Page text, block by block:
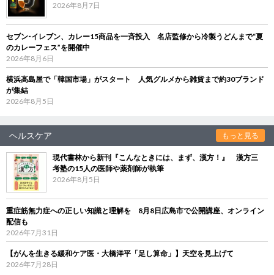
2026年8月7日
セブン‐イレブン、カレー15商品を一斉投入 名店監修から冷製うどんまで“夏
のカレーフェス”を開催中
2026年8月6日
横浜高島屋で「韓国市場」がスタート 人気グルメから雑貨まで約30ブランド
が集結
2026年8月5日
ヘルスケア もっと見る
現代書林から新刊『こんなときには、まず、漢方！』 漢方三
考塾の15人の医師や薬剤師が執筆
2026年8月5日
重症筋無力症への正しい知識と理解を 8月8日広島市で公開講座、オンライン
配信も
2026年7月31日
【がんを生きる緩和ケア医・大橋洋平「足し算命」】天空を見上げて
2026年7月28日